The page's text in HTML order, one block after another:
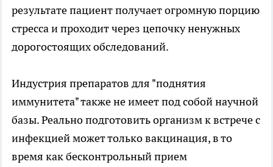
результате пациент получает огромную порцию
стресса и проходит через цепочку ненужных
дорогостоящих обследований.
Индустрия препаратов для "поднятия
иммунитета" также не имеет под собой научной
базы. Реально подготовить организм к встрече с
инфекцией может только вакцинация, в то
время как бесконтрольный прием